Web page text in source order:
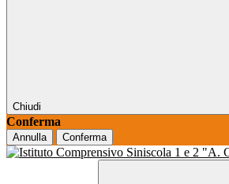
Chiudi
Conferma
Annulla Conferma